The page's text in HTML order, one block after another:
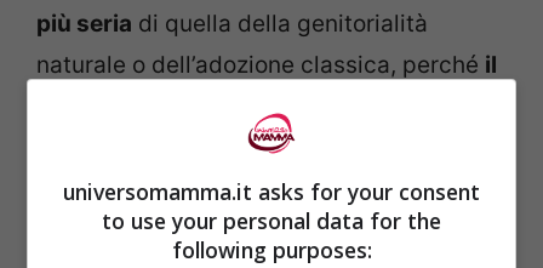
più seria di quella della genitorialità
naturale o dell’adozione classica, perché il
figlio, fisicamente, non c’è, non è con
in Africa, in India, in Libia
bollettino postale mensile,invio un
contributoa qualcuno di cuisento e
universomamma.it asks for your consent
to use your personal data for the
following purposes: